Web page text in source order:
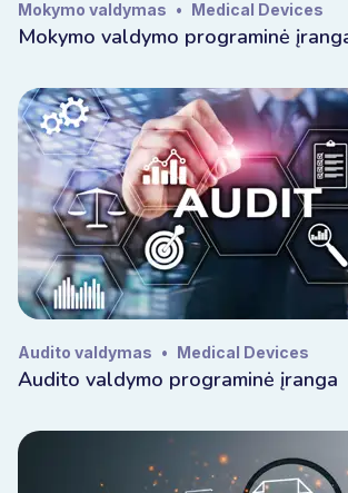
Mokymo valdymas • Medical Devices
Mokymo valdymo programinė
Audito valdymas • Medical Devices
Audito valdymo programinė įranga